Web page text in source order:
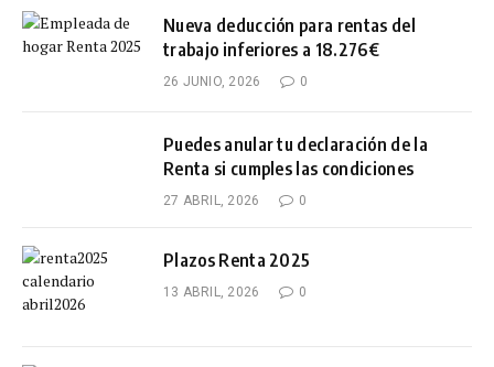
Nueva deducción para rentas del
trabajo inferiores a 18.276€
26 JUNIO, 2026 0
Puedes anular tu declaración de la
Renta si cumples las condiciones
27 ABRIL, 2026 0
Plazos Renta 2025
13 ABRIL, 2026 0